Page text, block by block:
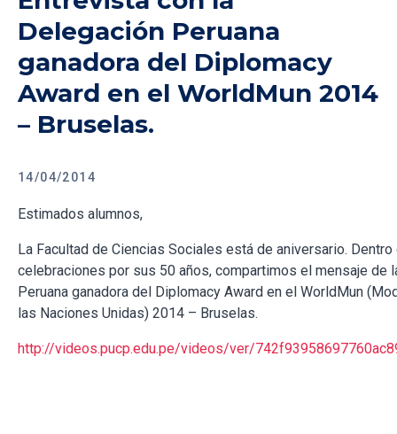
Delegación Peruana
ganadora del Diplomacy
Award en el WorldMun 2014
– Bruselas.
14/04/2014
Estimados alumnos,
La Facultad de Ciencias Sociales está de aniversario. Dentro
celebraciones por sus 50 años, compartimos el mensaje de
Peruana ganadora del Diplomacy Award en el WorldMun
las Naciones Unidas) 2014 – Bruselas.
http://videos.pucp.edu.pe/videos/ver/